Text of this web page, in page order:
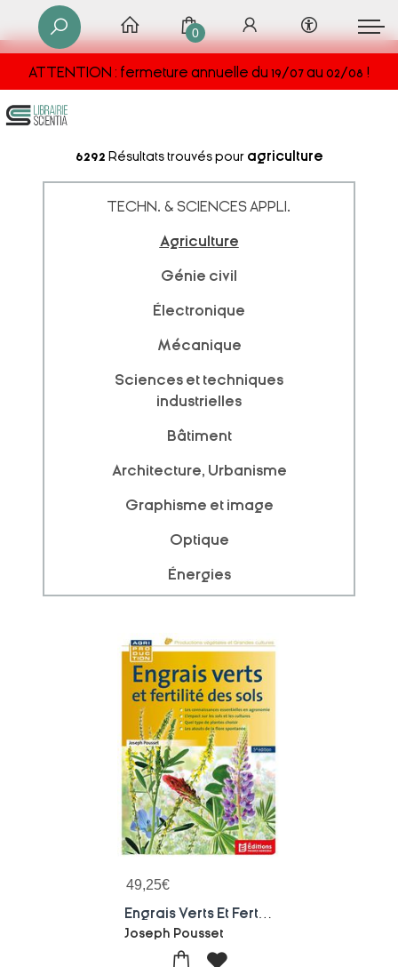
ATTENTION : fermeture annuelle du 19/07 au 02/08 !
0
6292 Résultats trouvés pour agriculture
TECHN. & SCIENCES APPLI.
Agriculture
Génie civil
Électronique
Mécanique
Sciences et techniques
industrielles
Bâtiment
Architecture, Urbanisme
Graphisme et image
Optique
Énergies
49,25€
Joseph Pousset